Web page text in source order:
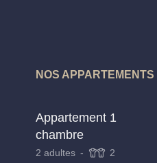
NOS APPARTEMENTS
Appartement 1
chambre
2 adultes
2